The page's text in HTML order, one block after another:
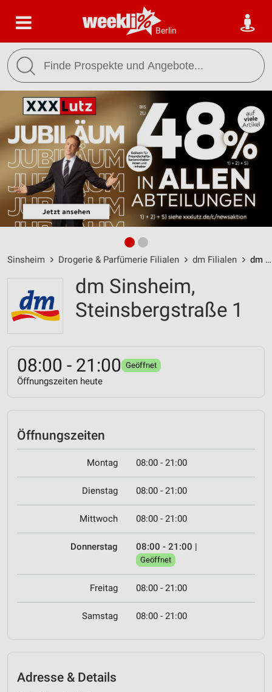
Berlin
Sinsheim Drogerie & Parfümerie Filialen dm Filialen dm Sinsheim / Steinsbergstraße 1 - Öffnungszeiten & Adresse
dm Sinsheim,
Steinsbergstraße 1
08:00 - 21:00 Geöffnet
Öffnungszeiten heute
Öffnungszeiten
Montag 08:00 - 21:00
Dienstag 08:00 - 21:00
Mittwoch 08:00 - 21:00
Donnerstag 08:00 - 21:00 |
Geöffnet
Freitag 08:00 - 21:00
Samstag 08:00 - 21:00
Adresse & Details